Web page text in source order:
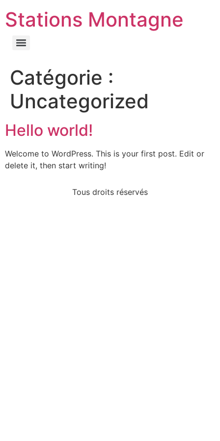
Stations Montagne
Catégorie :
Uncategorized
Hello world!
Welcome to WordPress. This is your first post. Edit or
delete it, then start writing!
Tous droits réservés